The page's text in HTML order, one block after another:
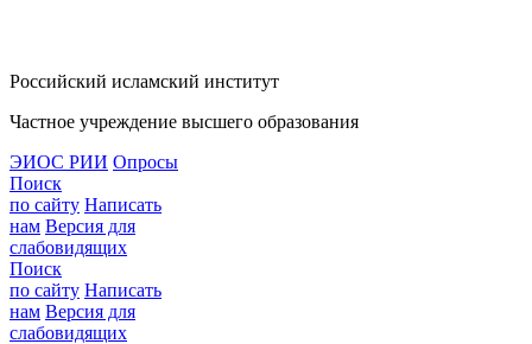
Российский исламский институт
Частное учреждение высшего образования
ЭИОС РИИ Опросы
Поиск
по сайту Написать
нам Версия для
слабовидящих
Поиск
по сайту Написать
нам Версия для
слабовидящих